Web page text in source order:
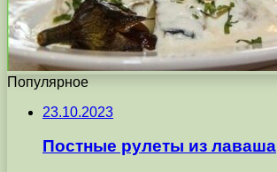
Популярное
23.10.2023
Постные рулеты из лаваша